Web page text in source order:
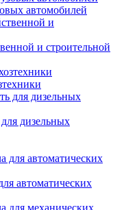
автомобилей
и строительной
дизельных
автоматических